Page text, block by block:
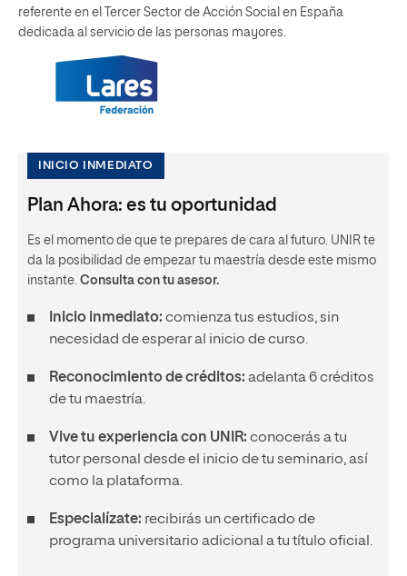
referente en el Tercer Sector de Acción Social en España
dedicada al servicio de las personas mayores.
INICIO INMEDIATO
Plan Ahora: es tu oportunidad
Es el momento de que te prepares de cara al futuro. UNIR te
da la posibilidad de empezar tu maestría desde este mismo
instante. Consulta con tu asesor.
Inicio inmediato: comienza tus estudios, sin
necesidad de esperar al inicio de curso.
Reconocimiento de créditos: adelanta 6 créditos
de tu maestría.
Vive tu experiencia con UNIR: conocerás a tu
tutor personal desde el inicio de tu seminario, así
como la plataforma.
Especialízate: recibirás un certificado de
programa universitario adicional a tu título oficial.